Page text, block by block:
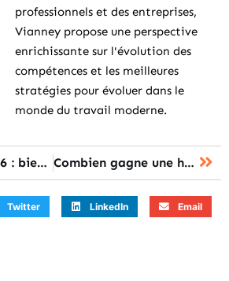
professionnels et des entreprises,
Vianney propose une perspective
enrichissante sur l'évolution des
compétences et les meilleures
stratégies pour évoluer dans le
monde du travail moderne.
Parcoursup 2026 : bien formuler ses choix santé Combien gagne une hôtesse de l’air par mois : les différences selon l’expérience
Twitter LinkedIn Email